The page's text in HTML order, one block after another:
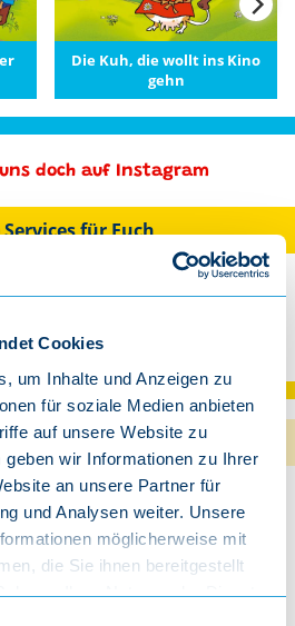
Cookies
um Inhalte und Anzeigen zu
für soziale Medien anbieten
auf unsere Website zu
wir Informationen zu Ihrer
an unsere Partner für
und Analysen weiter. Unsere
möglicherweise mit
die Sie ihnen bereitgestellt
Ihrer Nutzung der Dienste
Die Kuh, die wollt ins Kino
gehn
doch auf Instagram
für Euch
Veranstalter &
Presse
Kulturpreis 2023